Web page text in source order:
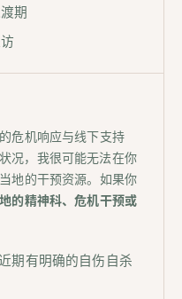
期
危机响应与线下支持
况，我很可能无法在你
地的干预资源。如果你
的精神科、危机干预或
期有明确的自伤自杀